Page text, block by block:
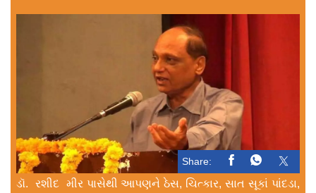
Share:
ડૉ. રશીદ મીર પાસેથી આપણને ઠેસ, ચિત્કાર, સાત સૂકાં પાંદડા,